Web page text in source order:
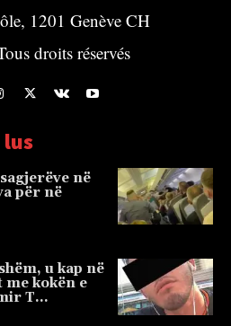
1201 Genève CH
droits réservés
në
për në
u kap në
kokën e
T…